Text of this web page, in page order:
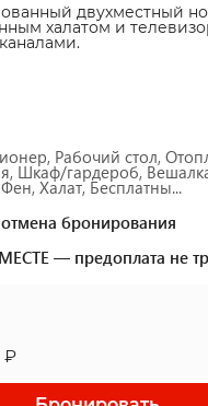
двухместный
халатом и
Рабочий стол,
Шкаф/гардероб,
Халат, Бесплатны...
бронирования
— предоплата не
₽